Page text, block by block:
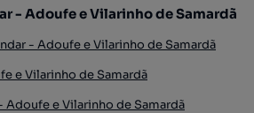
- Adoufe e Vilarinho de Samardã
- Adoufe e Vilarinho de Samardã
e Vilarinho de Samardã
Adoufe e Vilarinho de Samardã